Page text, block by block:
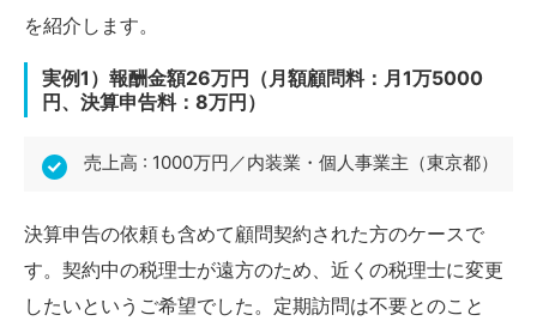
を紹介します。
実例1）報酬金額26万円（月額顧問料：月1万5000
円、決算申告料：8万円）
売上高 : 1000万円／内装業・個人事業主（東京都）
決算申告の依頼も含めて顧問契約された方のケースで
す。契約中の税理士が遠方のため、近くの税理士に変更
したいというご希望でした。定期訪問は不要とのこと